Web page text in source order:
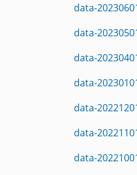
data-
data-
data-
data-
data-
data-
data-